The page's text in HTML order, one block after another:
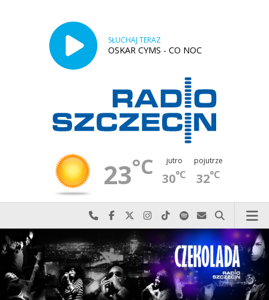
SŁUCHAJ TERAZ
OSKAR CYMS - CO NOC
23°C jutro
30°C
pojutrze
32°C
Najlepiej po prostu do nas zadzwoń
Odwiedź nas na Facebook-u
Odwiedź nas na X
Odwiedź nas na Instagram-ie
Odwiedź nas na TikTok-u
Szukaj nas na Spotify
Wyślij do nas
Szukaj